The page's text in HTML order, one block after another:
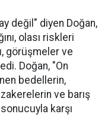
değil" diyen Doğan,
olası riskleri
görüşmeler ve
Doğan, "On
bedellerin,
ve barış
sonucuyla karşı